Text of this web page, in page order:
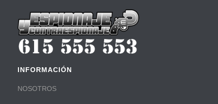
INFORMACIÓN
NOSOTROS